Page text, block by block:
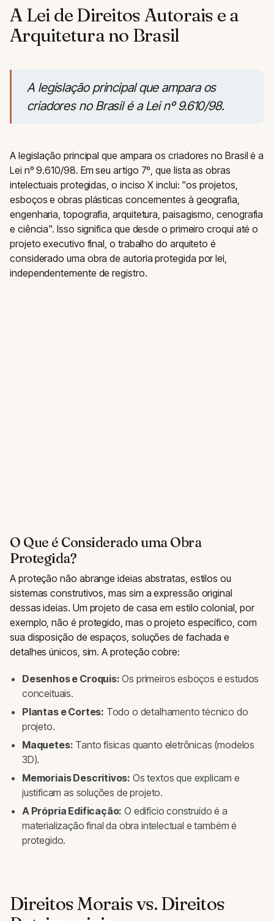
A Lei de Direitos Autorais e a
Arquitetura no Brasil
A legislação principal que ampara os
criadores no Brasil é a Lei nº 9.610/98.
A legislação principal que ampara os criadores no Brasil é a
Lei nº 9.610/98. Em seu artigo 7º, que lista as obras
intelectuais protegidas, o inciso X inclui: "os projetos,
esboços e obras plásticas concernentes à geografia,
engenharia, topografia, arquitetura, paisagismo, cenografia
e ciência". Isso significa que desde o primeiro croqui até o
projeto executivo final, o trabalho do arquiteto é
considerado uma obra de autoria protegida por lei,
independentemente de registro.
O Que é Considerado uma Obra
Protegida?
A proteção não abrange ideias abstratas, estilos ou
sistemas construtivos, mas sim a expressão original
dessas ideias. Um projeto de casa em estilo colonial, por
exemplo, não é protegido, mas o projeto específico, com
sua disposição de espaços, soluções de fachada e
detalhes únicos, sim. A proteção cobre:
Desenhos e Croquis: Os primeiros esboços e estudos
conceituais.
Plantas e Cortes: Todo o detalhamento técnico do
projeto.
Maquetes: Tanto físicas quanto eletrônicas (modelos
3D).
Memoriais Descritivos: Os textos que explicam e
justificam as soluções de projeto.
A Própria Edificação: O edifício construído é a
materialização final da obra intelectual e também é
protegido.
Direitos Morais vs. Direitos